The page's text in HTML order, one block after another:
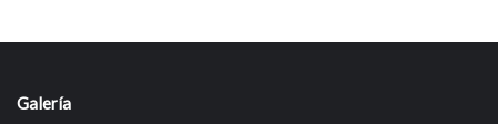
Galería